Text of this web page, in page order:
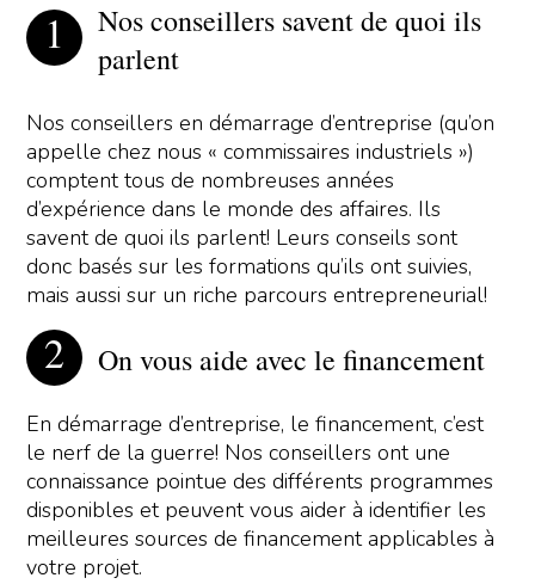
Nos conseillers savent de quoi ils
parlent
Nos conseillers en démarrage d’entreprise (qu’on
appelle chez nous « commissaires industriels »)
comptent tous de nombreuses années
d’expérience dans le monde des affaires. Ils
savent de quoi ils parlent! Leurs conseils sont
donc basés sur les formations qu’ils ont suivies,
mais aussi sur un riche parcours entrepreneurial!
On vous aide avec le financement
En démarrage d’entreprise, le financement, c’est
le nerf de la guerre! Nos conseillers ont une
connaissance pointue des différents programmes
disponibles et peuvent vous aider à identifier les
meilleures sources de financement applicables à
votre projet.